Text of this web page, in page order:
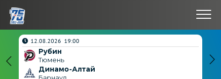
4
12.08.2026 19:00
Рубин
Тюмень
Динамо-Алтай